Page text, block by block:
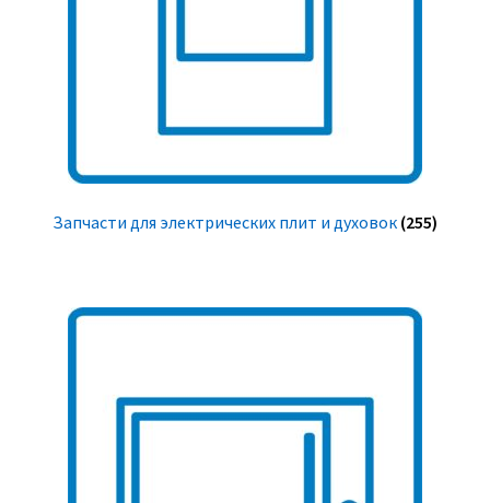
Запчасти для электрических плит и духовок (255)